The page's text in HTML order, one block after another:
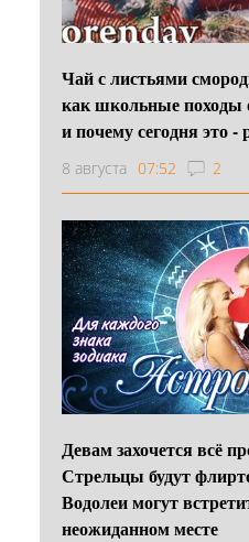
Чай с листьями
как школьные походы
и почему сегодня это -
8 августа 07:52 2
Девам захочется всё
Стрельцы будут
Водолеи могут
неожиданном месте